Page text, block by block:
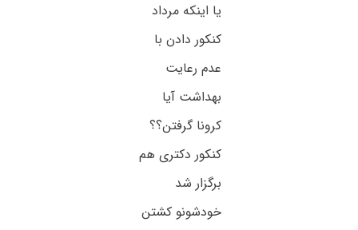
یا اینکه مرداد
کنکور دادن با
عدم رعایت
بهداشت آیا
کرونا گرفتن؟؟
کنکور دکتری هم
برگزار شد
خودشونو کشتن